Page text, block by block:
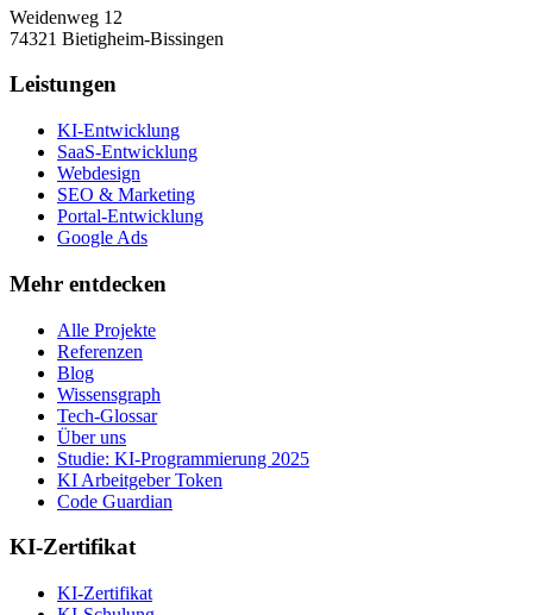
Weidenweg 12
74321 Bietigheim-Bissingen
Leistungen
KI-Entwicklung
SaaS-Entwicklung
Webdesign
SEO & Marketing
Portal-Entwicklung
Google Ads
Mehr entdecken
Alle Projekte
Referenzen
Blog
Wissensgraph
Tech-Glossar
Über uns
Studie: KI-Programmierung 2025
KI Arbeitgeber Token
Code Guardian
KI-Zertifikat
KI-Zertifikat